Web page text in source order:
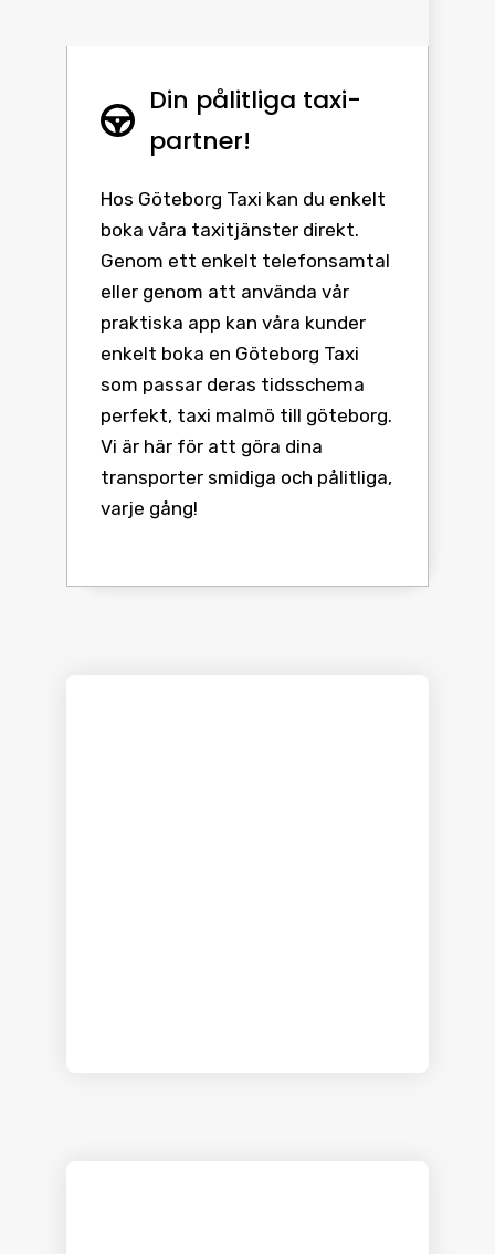
Din pålitliga taxi-
partner!
Hos Göteborg Taxi kan du enkelt
boka våra taxitjänster direkt.
Genom ett enkelt telefonsamtal
eller genom att använda vår
praktiska app kan våra kunder
enkelt boka en Göteborg Taxi
som passar deras tidsschema
perfekt, taxi malmö till göteborg.
Vi är här för att göra dina
transporter smidiga och pålitliga,
varje gång!